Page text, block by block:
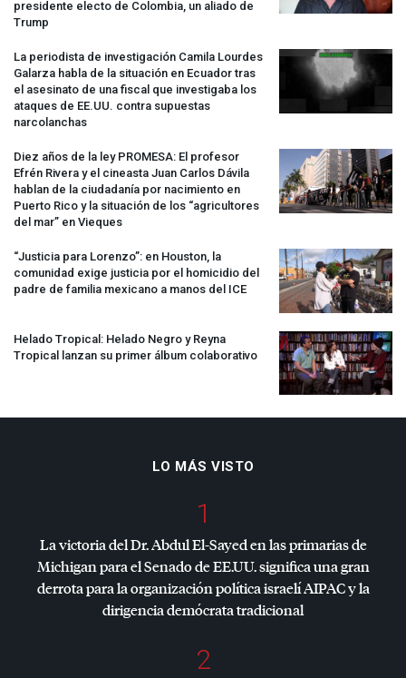
presidente electo de Colombia, un aliado de
Trump
La periodista de investigación Camila Lourdes
Galarza habla de la situación en Ecuador tras
el asesinato de una fiscal que investigaba los
ataques de EE.UU. contra supuestas
narcolanchas
Diez años de la ley PROMESA: El profesor
Efrén Rivera y el cineasta Juan Carlos Dávila
hablan de la ciudadanía por nacimiento en
Puerto Rico y la situación de los “agricultores
del mar” en Vieques
“Justicia para Lorenzo”: en Houston, la
comunidad exige justicia por el homicidio del
padre de familia mexicano a manos del ICE
Helado Tropical: Helado Negro y Reyna
Tropical lanzan su primer álbum colaborativo
LO MÁS VISTO
1
La victoria del Dr. Abdul El-Sayed en las primarias de
Michigan para el Senado de EE.UU. significa una gran
derrota para la organización política israelíAIPACy la
dirigencia demócrata tradicional
2